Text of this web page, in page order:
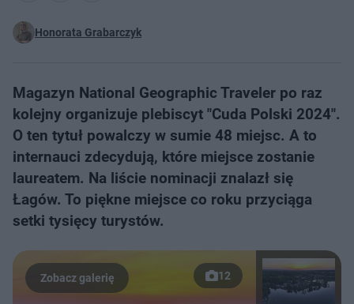
Honorata Grabarczyk
Magazyn National Geographic Traveler po raz
kolejny organizuje plebiscyt "Cuda Polski 2024".
O ten tytuł powalczy w sumie 48 miejsc. A to
internauci zdecydują, które miejsce zostanie
laureatem. Na liście nominacji znalazł się
Łagów. To piękne miejsce co roku przyciąga
setki tysięcy turystów.
12